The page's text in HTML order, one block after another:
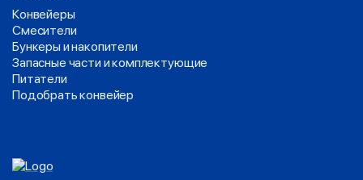
Конвейеры
Смесители
Бункеры и накопители
Запасные части и комплектующие
Питатели
Подобрать конвейер